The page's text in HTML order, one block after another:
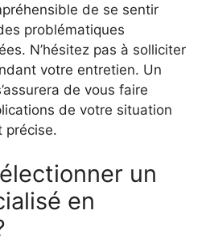
de se sentir
problématiques
N’hésitez pas à solliciter
votre entretien. Un
de vous faire
de votre situation
précise.
un
en